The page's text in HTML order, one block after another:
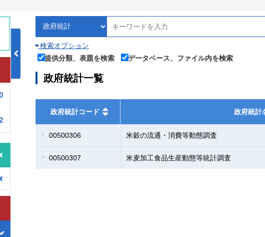
検索オプション
提供分類、表題を検索
データベース、ファイル内を検索
政府統計一覧
政府統計コード 政府統計
00500306 米穀の流通・消費等動態調査
00500307 米麦加工食品生産動態等統計調査